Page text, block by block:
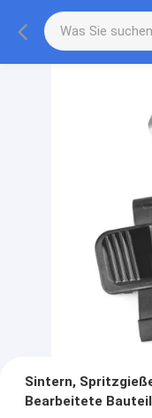
Sintern,
Bearbeitete